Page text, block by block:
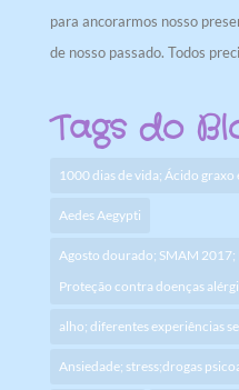
para ancorarmos nosso
de nosso passado. Todos
Tags do
1000 dias de vida; Ácido
Aedes Aegypti
Agosto dourado; SMAM
Proteção contra doenças
alho; diferentes experiências
Ansiedade; stress;drogas